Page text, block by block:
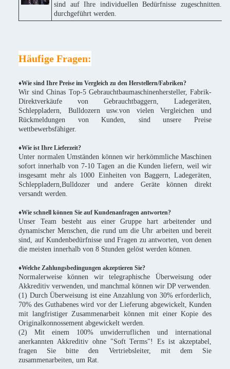
sind auf Ihre individuellen Bedürfnisse
durchgeführt werden.
Häufige Fragen:
♦Wie sind Ihre Preise im Vergleich zu den Herstellern/Fabriken?
Wir sind Chinas Top-5 Gebrauchtbaumaschinenhersteller, Fabrik-
Direktverkäufe von Gebrauchtbaggern, Ladegeräten,
Schleppladern, Bulldozern usw.von vielen Vergleichen und
Rückmeldungen von Kunden, sind unsere Preise
wettbewerbsfähiger.
♦Wie ist Ihre Lieferzeit?
Unter normalen Umständen können wir herkömmliche Maschinen
sofort innerhalb von 7-10 Tagen an die Kunden liefern, weil wir
insgesamt mehr als 1000 Einheiten von Baggern, Ladegeräten,
Schleppladern,Bulldozer und andere Geräte können direkt
versandt werden.
♦Wie schnell können Sie auf Kundenanfragen antworten?
Unser Team besteht aus einer Gruppe hart arbeitender und
dynamischer Menschen, die rund um die Uhr arbeiten und bereit
sind, auf Kundenbedürfnisse und Fragen zu antworten, von denen
die meisten innerhalb von 8 Stunden gelöst werden können.
♦Welche Zahlungsbedingungen akzeptieren Sie?
Normalerweise können wir telegraphische Überweisung oder
Akkreditiv verwenden, und manchmal können wir DP verwenden.
(1) Durch Überweisung ist eine Anzahlung von 30% erforderlich,
70% des Guthabenes wird vor der Lieferung abgewickelt, Kunden
mit langfristiger Zusammenarbeit können mit einer Kopie des
Originalkonnossement abgewickelt werden.
(2) Mit einem 100% unwiderruflichen und international
anerkannten Akkreditiv ohne "Soft Terms"! Es ist akzeptabel,
fragen Sie bitte den Vertriebsleiter, mit dem Sie
zusammenarbeiten, um Rat.